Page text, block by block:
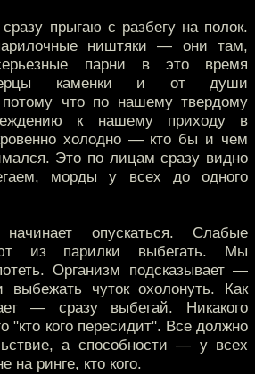
прыгаю с разбегу на полок.
ништяки — они там,
парни в это время
каменки и от души
что по нашему твердому
к нашему приходу в
холодно — кто бы и чем
Это по лицам сразу видно
морды у всех до одного
опускаться. Слабые
из парилки выбегать. Мы
Организм подсказывает —
выбежать чуток охолонуть. Как
— сразу выбегай. Никакого
"кто кого пересидит". Все должно
а способности — у всех
на ринге, кто кого.